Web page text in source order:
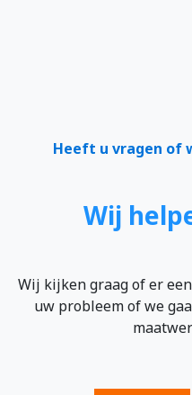
Heeft u vragen of
Wij
Wij kijken graag of er
uw probleem of we